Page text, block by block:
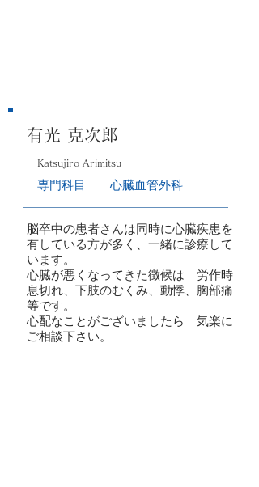
有光 克次郎
Katsujiro Arimitsu
専門科目 心臓血管外科
脳卒中の患者さんは同時に心臓疾患を
有している方が多く、一緒に診療して
います。
心臓が悪くなってきた徴候は 労作時
息切れ、下肢のむくみ、動悸、胸部痛
等です。
心配なことがございましたら 気楽に
ご相談下さい。